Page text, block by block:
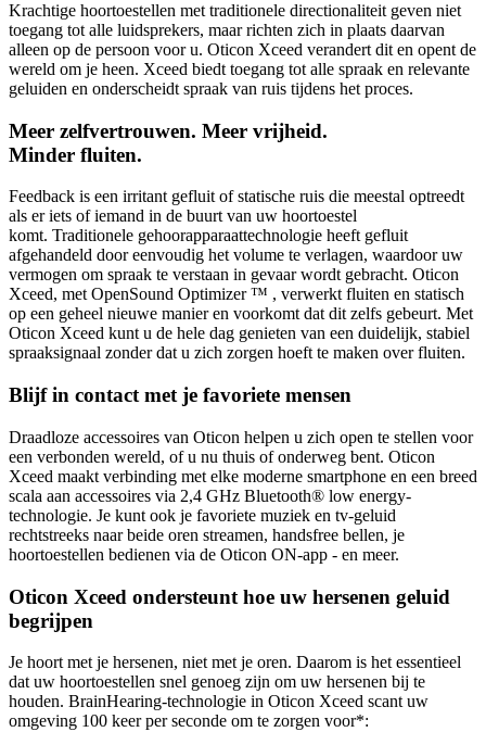
Krachtige hoortoestellen met traditionele directionaliteit geven niet
toegang tot alle luidsprekers, maar richten zich in plaats daarvan
alleen op de persoon voor u. Oticon Xceed verandert dit en opent de
wereld om je heen. Xceed biedt toegang tot alle spraak en relevante
geluiden en onderscheidt spraak van ruis tijdens het proces.
Meer zelfvertrouwen. Meer vrijheid.
Minder fluiten.
Feedback is een irritant gefluit of statische ruis die meestal optreedt
als er iets of iemand in de buurt van uw hoortoestel
komt. Traditionele gehoorapparaattechnologie heeft gefluit
afgehandeld door eenvoudig het volume te verlagen, waardoor uw
vermogen om spraak te verstaan ​​in gevaar wordt gebracht. Oticon
Xceed, met OpenSound Optimizer ™ , verwerkt fluiten en statisch
op een geheel nieuwe manier en voorkomt dat dit zelfs gebeurt. Met
Oticon Xceed kunt u de hele dag genieten van een duidelijk, stabiel
spraaksignaal zonder dat u zich zorgen hoeft te maken over fluiten.
Blijf in contact met je favoriete mensen
Draadloze accessoires van Oticon helpen u zich open te stellen voor
een verbonden wereld, of u nu thuis of onderweg bent. Oticon
Xceed maakt verbinding met elke moderne smartphone en een breed
scala aan accessoires via 2,4 GHz Bluetooth® low energy-
technologie. Je kunt ook je favoriete muziek en tv-geluid
rechtstreeks naar beide oren streamen, handsfree bellen, je
hoortoestellen bedienen via de Oticon ON-app - en meer.
Oticon Xceed ondersteunt hoe uw hersenen geluid
begrijpen
Je hoort met je hersenen, niet met je oren. Daarom is het essentieel
dat uw hoortoestellen snel genoeg zijn om uw hersenen bij te
houden. BrainHearing-technologie in Oticon Xceed scant uw
omgeving 100 keer per seconde om te zorgen voor*: